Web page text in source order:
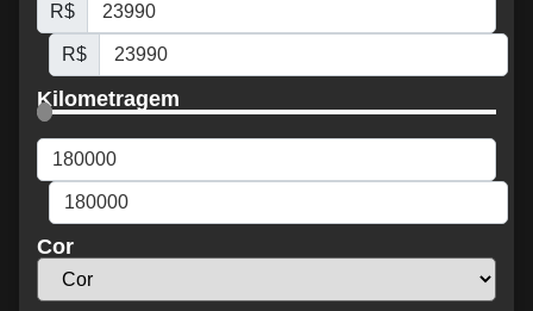
R$
R$
Kilometragem
Cor